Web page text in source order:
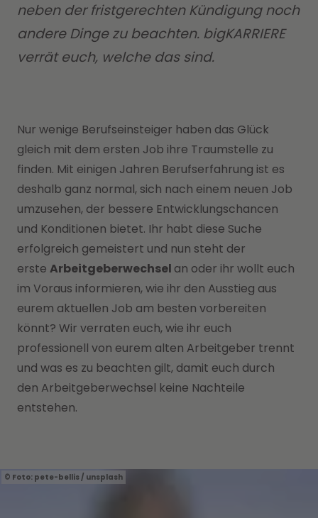
neben der fristgerechten Kündigung noch
andere Dinge zu beachten. bigKARRIERE
verrät euch, welche das sind.
Nur wenige Berufseinsteiger haben das Glück
gleich mit dem ersten Job ihre Traumstelle zu
finden. Mit einigen Jahren Berufserfahrung ist es
deshalb ganz normal, sich nach einem neuen Job
umzusehen, der bessere Entwicklungschancen
und Konditionen bietet. Ihr habt diese Suche
erfolgreich gemeistert und nun steht der
erste Arbeitgeberwechsel an oder ihr wollt euch
im Voraus informieren, wie ihr den Ausstieg aus
eurem aktuellen Job am besten vorbereiten
könnt? Wir verraten euch, wie ihr euch
professionell von eurem alten Arbeitgeber trennt
und was es zu beachten gilt, damit euch durch
den Arbeitgeberwechsel keine Nachteile
entstehen.
Foto: pete-bellis / unsplash